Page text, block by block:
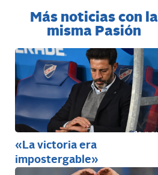
Más noticias con la
misma Pasión
«La victoria era
impostergable»